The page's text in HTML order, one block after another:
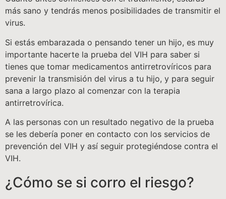
más sano y tendrás menos posibilidades de transmitir el
virus.
Si estás embarazada o pensando tener un hijo, es muy
importante hacerte la prueba del VIH para saber si
tienes que tomar medicamentos antirretrovíricos para
prevenir la transmisión del virus a tu hijo, y para seguir
sana a largo plazo al comenzar con la terapia
antirretrovírica.
A las personas con un resultado negativo de la prueba
se les debería poner en contacto con los servicios de
prevención del VIH y así seguir protegiéndose contra el
VIH.
¿Cómo se si corro el riesgo?